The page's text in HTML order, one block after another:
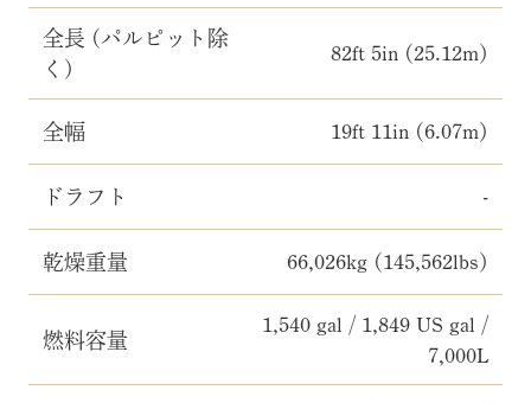
全長 (パルピット除
く)
82ft 5in (25.12m)
全幅 19ft 11in (6.07m)
ドラフト -
乾燥重量 66,026kg (145,562lbs)
燃料容量
1,540 gal / 1,849 US gal /
7,000L